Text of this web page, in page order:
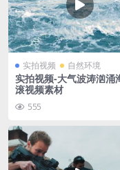
实拍视频 自然环境
实拍视频-大气波涛汹涌
滚视频素材
555